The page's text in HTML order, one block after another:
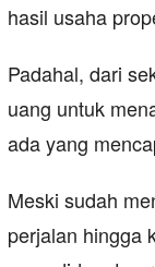
hasil usaha
Padahal, dari
uang untuk
ada yang
Meski sudah
perjalan hingga